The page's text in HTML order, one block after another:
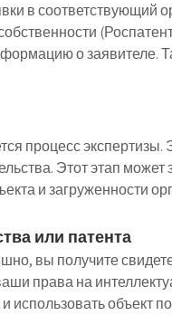
в соответствующий
о заявителе.
процесс
Этот этап может
и загруженности
или патента
вы получите
права на
использовать объект